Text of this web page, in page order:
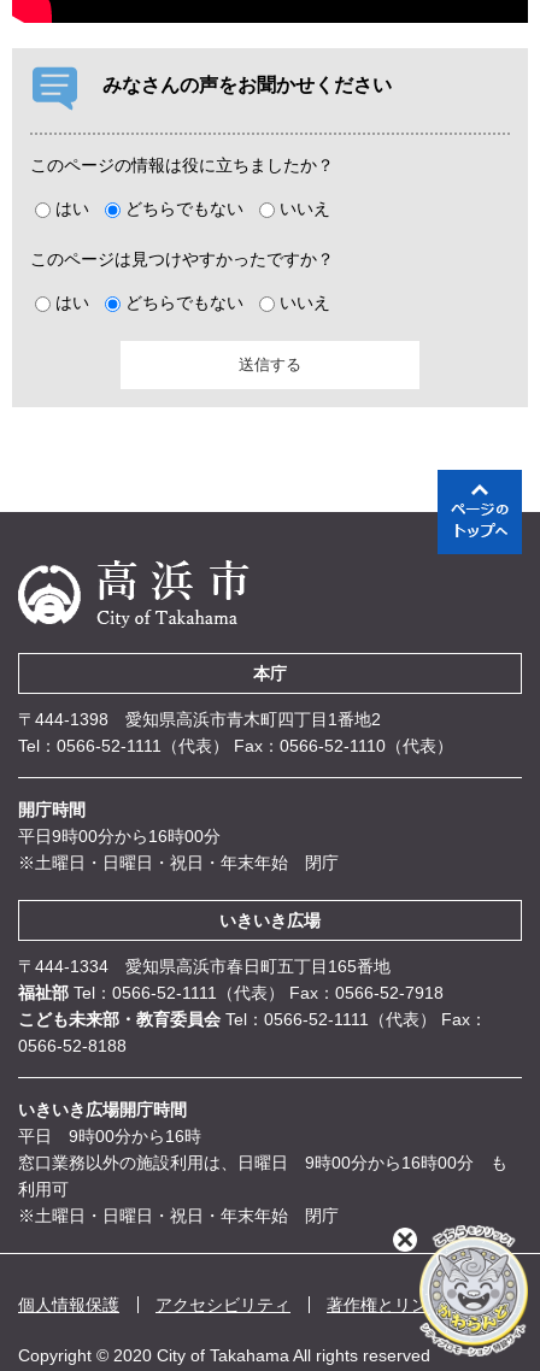
みなさんの声をお聞かせください
このページの情報は役に立ちましたか？
はい どちらでもない いいえ
このページは見つけやすかったですか？
はい どちらでもない いいえ
本庁
〒444-1398 愛知県高浜市青木町四丁目1番地2
Tel：0566-52-1111（代表）
Fax：0566-52-1110（代表）
開庁時間
平日9時00分から16時00分
※土曜日・日曜日・祝日・年末年始 閉庁
いきいき広場
〒444-1334 愛知県高浜市春日町五丁目165番地
福祉部 Tel：0566-52-1111（代表）
Fax：0566-52-7918
こども未来部・教育委員会 Tel：0566-52-1111（代表）
Fax：
0566-52-8188
いきいき広場開庁時間
平日 9時00分から16時
窓口業務以外の施設利用は、日曜日 9時00分から16時00分 も
利用可
※土曜日・日曜日・祝日・年末年始 閉庁
個人情報保護 アクセシビリティ 著作権とリンク
Copyright © 2020 City of Takahama All rights reserved
閉